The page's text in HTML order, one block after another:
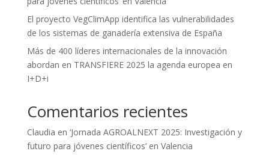
El proyecto VegClimApp identifica las vulnerabilidades
de los sistemas de ganadería extensiva de España
Más de 400 líderes internacionales de la innovación
abordan en TRANSFIERE 2025 la agenda europea en
I+D+i
Comentarios recientes
Claudia en ‘Jornada AGROALNEXT 2025: Investigación y
futuro para jóvenes científicos’ en Valencia